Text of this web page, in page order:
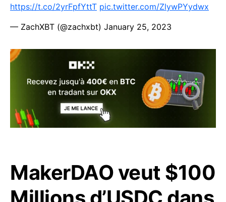
https://t.co/2yrFpfYttT pic.twitter.com/ZlywPYydwx
— ZachXBT (@zachxbt) January 25, 2023
MakerDAO veut $100